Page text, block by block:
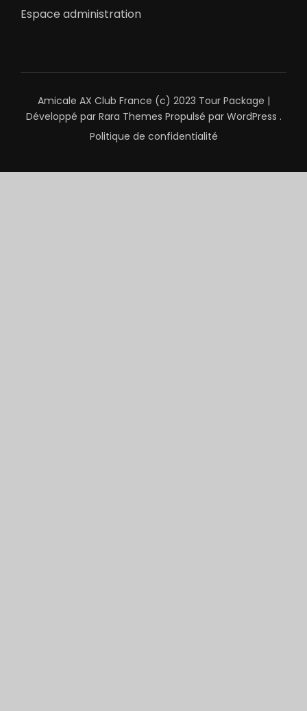
Espace administration
Amicale AX Club France (c) 2023 Tour Package |
Développé par Rara Themes Propulsé par WordPress .
Politique de confidentialité